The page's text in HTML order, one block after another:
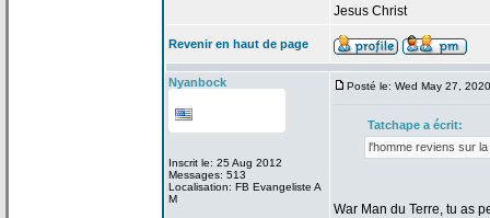
Jesus Christ
Revenir en haut de page
Nyanbock
Inscrit le: 25 Aug 2012
Messages: 513
Localisation: FB Evangeliste A
M
Posté le: Wed May 27,
Tatchape a écrit:
l'homme reviens sur la
War Man du Terre, tu as